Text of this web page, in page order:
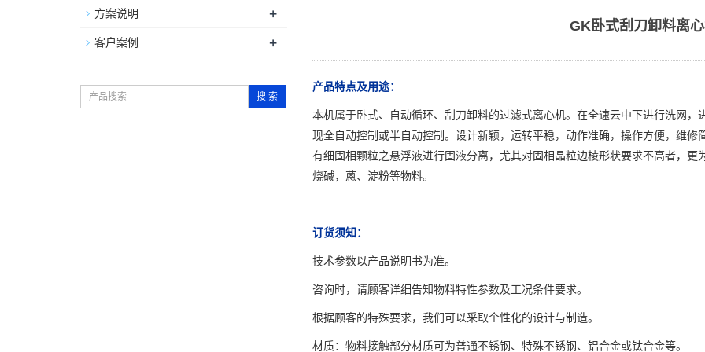
GK卧式刮刀卸料离
产品特点及用途：
本机属于卧式、自动循环、刮刀卸料的过滤式离心机。在全速云中下进行洗网
现全自动控制或半自动控制。设计新颖，运转平稳，动作准确，操作方便，维
有细固相颗粒之悬浮液进行固液分离，尤其对固相晶粒边棱形状要求不高者，
烧碱，蒽、淀粉等物料。
订货须知：
技术参数以产品说明书为准。
咨询时，请顾客详细告知物料特性参数及工况条件要求。
根据顾客的特殊要求，我们可以采取个性化的设计与制造。
材质：物料接触部分材质可为普通不锈钢、特殊不锈钢、铝合金或钛合金等。
方案说明 +
客户案例 +
搜 索